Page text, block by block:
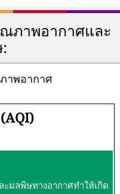
ภาพอากาศและ
าพอากาศ
มลพิษทางอากาศทำให้เกิด